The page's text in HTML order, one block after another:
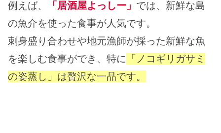
例えば、 「居酒屋よっしー」 では、新鮮な島
の魚介を使った食事が人気です。
刺身盛り合わせや地元漁師が採った新鮮な魚
を楽しむ食事ができ、特に 「ノコギリガサミ
の姿蒸し」は贅沢な一品です。